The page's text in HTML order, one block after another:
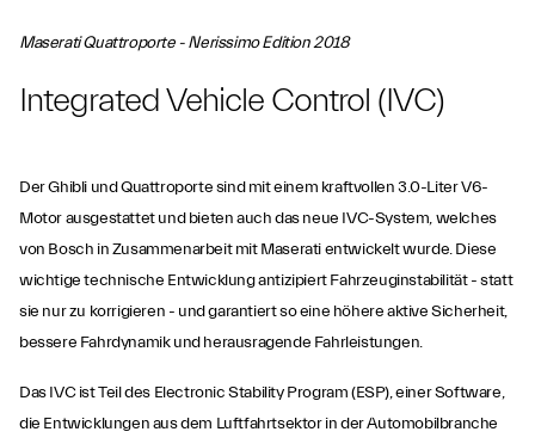
Maserati Quattroporte - Nerissimo Edition 2018
Integrated Vehicle Control (IVC)
Der Ghibli und Quattroporte sind mit einem kraftvollen 3.0-Liter V6-
Motor ausgestattet und bieten auch das neue IVC-System, welches
von Bosch in Zusammenarbeit mit Maserati entwickelt wurde. Diese
wichtige technische Entwicklung antizipiert Fahrzeuginstabilität - statt
sie nur zu korrigieren - und garantiert so eine höhere aktive Sicherheit,
bessere Fahrdynamik und herausragende Fahrleistungen.
Das IVC ist Teil des Electronic Stability Program (ESP), einer Software,
die Entwicklungen aus dem Luftfahrtsektor in der Automobilbranche